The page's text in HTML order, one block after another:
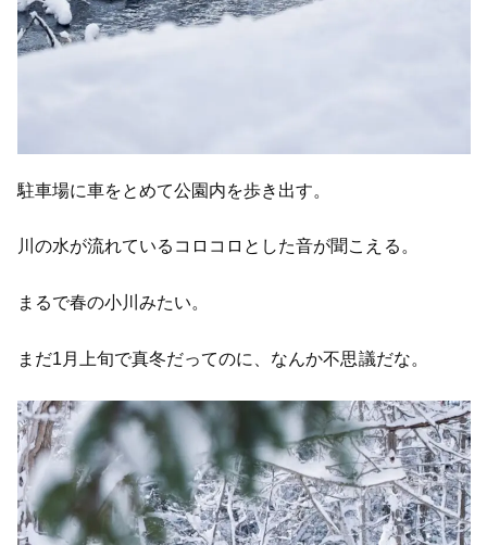
駐車場に車をとめて公園内を歩き出す。
川の水が流れているコロコロとした音が聞こえる。
まるで春の小川みたい。
まだ1月上旬で真冬だってのに、なんか不思議だな。